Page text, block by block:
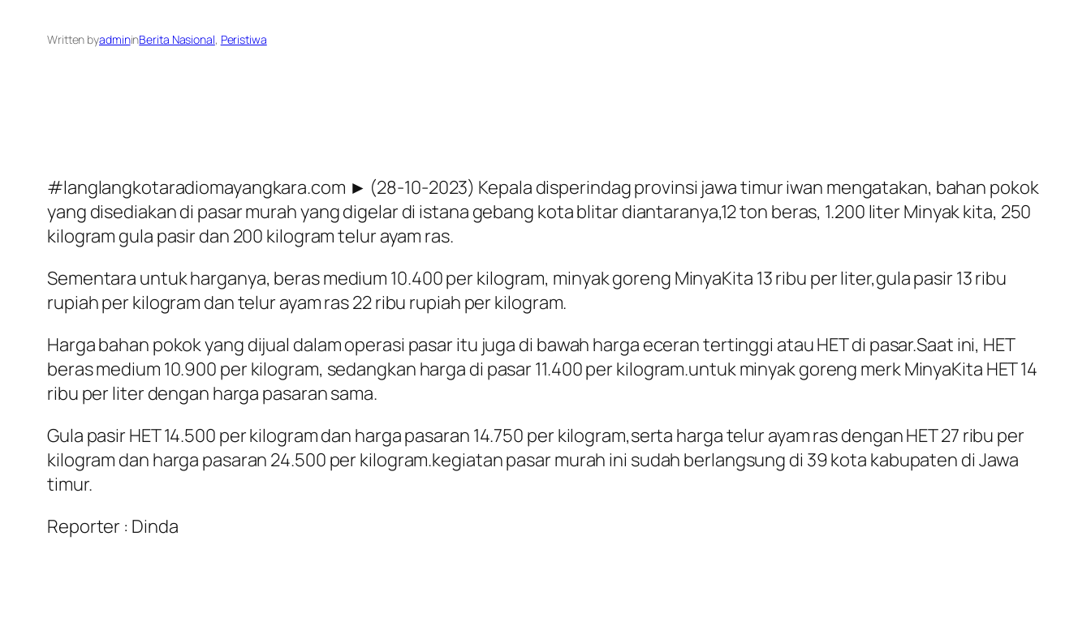
Written byadmininBerita Nasional, Peristiwa
#langlangkotaradiomayangkara.com ► (28-10-2023) Kepala disperindag provinsi jawa timur iwan mengatakan, bahan pokok
yang disediakan di pasar murah yang digelar di istana gebang kota blitar diantaranya,12 ton beras, 1.200 liter Minyak kita, 250
kilogram gula pasir dan 200 kilogram telur ayam ras.
Sementara untuk harganya, beras medium 10.400 per kilogram, minyak goreng MinyaKita 13 ribu per liter,gula pasir 13 ribu
rupiah per kilogram dan telur ayam ras 22 ribu rupiah per kilogram.
Harga bahan pokok yang dijual dalam operasi pasar itu juga di bawah harga eceran tertinggi atau HET di pasar.Saat ini, HET
beras medium 10.900 per kilogram, sedangkan harga di pasar 11.400 per kilogram.untuk minyak goreng merk MinyaKita HET 14
ribu per liter dengan harga pasaran sama.
Gula pasir HET 14.500 per kilogram dan harga pasaran 14.750 per kilogram,serta harga telur ayam ras dengan HET 27 ribu per
kilogram dan harga pasaran 24.500 per kilogram.kegiatan pasar murah ini sudah berlangsung di 39 kota kabupaten di Jawa
timur.
Reporter : Dinda